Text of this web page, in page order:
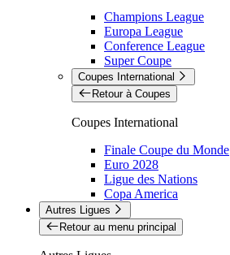
Champions League
Europa League
Conference League
Super Coupe
Coupes International
Retour à Coupes
Coupes International
Finale Coupe du Monde
Euro 2028
Ligue des Nations
Copa America
Autres Ligues
Retour au menu principal